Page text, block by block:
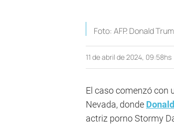
Foto: AFP. Donald
11 de abril de 2024, 09:58hs
El caso comenzó con
Nevada, donde
actriz porno Stormy